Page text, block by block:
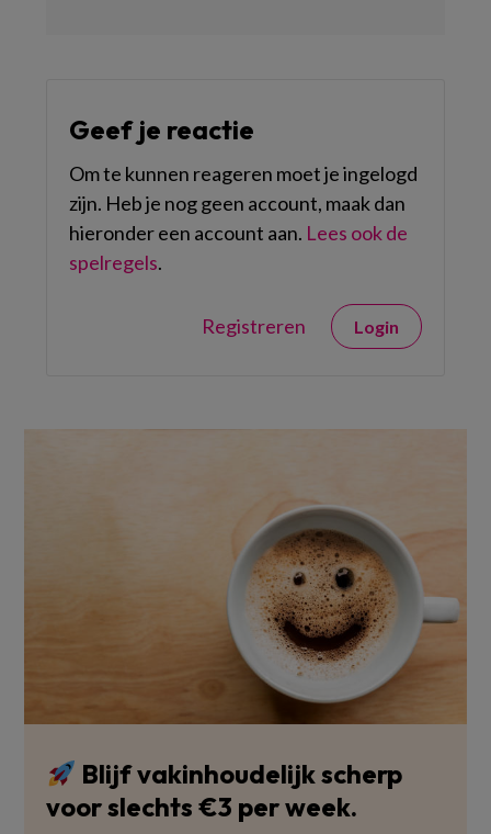
Geef je reactie
Om te kunnen reageren moet je ingelogd
zijn. Heb je nog geen account, maak dan
hieronder een account aan. Lees ook de
spelregels.
Registreren Login
Blijf vakinhoudelijk scherp
voor slechts €3 per week.